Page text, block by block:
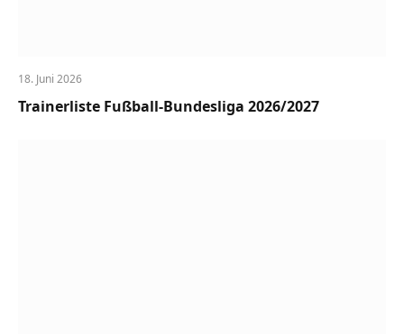
18. Juni 2026
Trainerliste Fußball-Bundesliga 2026/2027